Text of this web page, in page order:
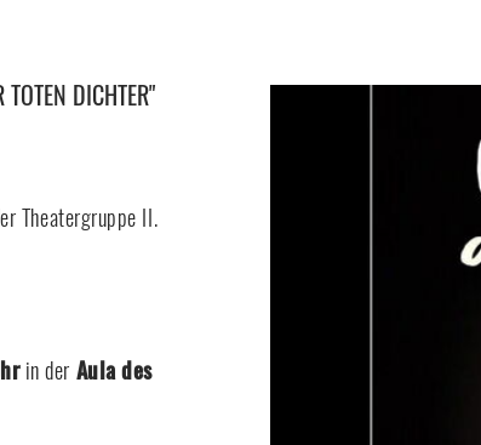
DICHTER"
Theatergruppe II.
in der Aula des